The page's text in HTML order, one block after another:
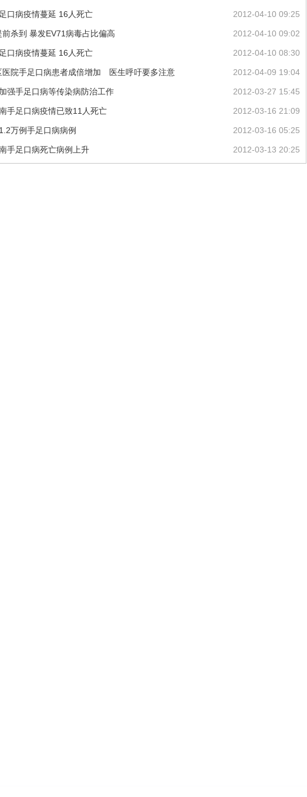
2012-04-10 09:25
口病疫情蔓延 16人死亡
2012-04-10 09:02
杀到 暴发EV71病毒占比偏高
2012-04-10 08:30
口病疫情蔓延 16人死亡
2012-04-09 19:04
医院手足口病患者成倍增加 医生呼吁要多注意
2012-03-27 15:45
强手足口病等传染病防治工作
2012-03-16 21:09
手足口病疫情已致11人死亡
2012-03-16 05:25
万例手足口病病例
2012-03-13 20:25
手足口病死亡病例上升